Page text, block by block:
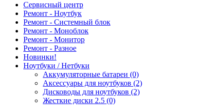
Сервисный центр
Ремонт - Ноутбук
Ремонт - Системный блок
Ремонт - Моноблок
Ремонт - Монитор
Ремонт - Разное
Новинки!
Ноутбуки / Нетбуки
Аккумуляторные батареи (0)
Аксессуары для ноутбуков (2)
Дисководы для ноутбуков (2)
Жесткие диски 2.5 (0)